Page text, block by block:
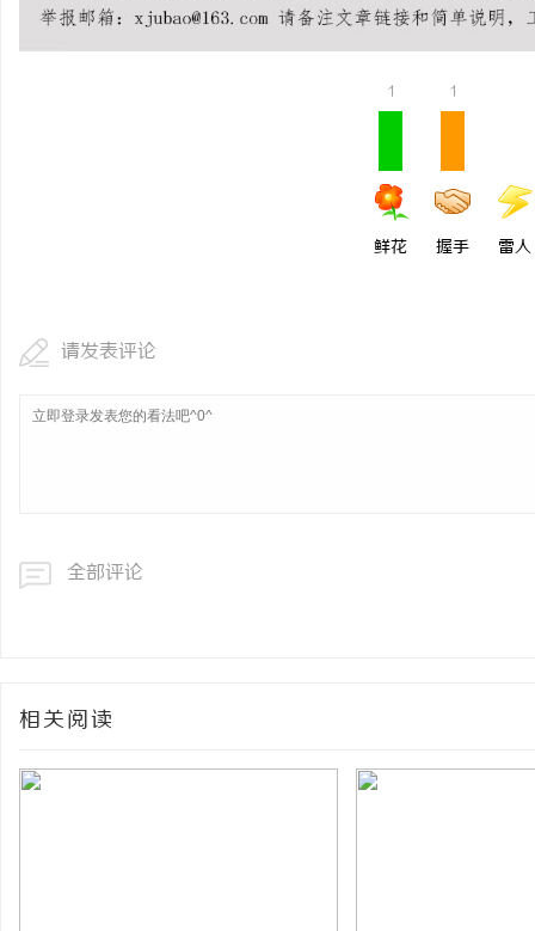
1
鲜花
1
握手 雷人
请发表评论
全部评论
相关阅读